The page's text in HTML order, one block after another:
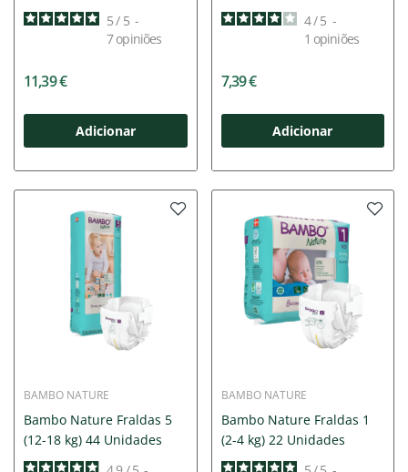
5/ 5 -
7opiniões
11,39 €
Adicionar
4/ 5 -
1 opiniões
7,39 €
Adicionar
BAMBO NATURE
Bambo Nature Fraldas 5
(12-18 kg) 44 Unidades
BAMBO NATURE
Bambo Nature Fraldas 1
(2-4 kg) 22 Unidades